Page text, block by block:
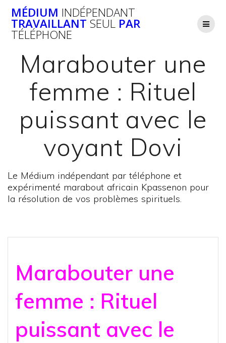
au
contenu
MÉDIUM INDÉPENDANT
TRAVAILLANT SEUL PAR
TÉLÉPHONE
Marabouter une
femme : Rituel
puissant avec le
voyant Dovi
Le Médium indépendant par téléphone et
expérimenté marabout africain Kpassenon pour
la résolution de vos problèmes spirituels.
Marabouter une
femme : Rituel
puissant avec le